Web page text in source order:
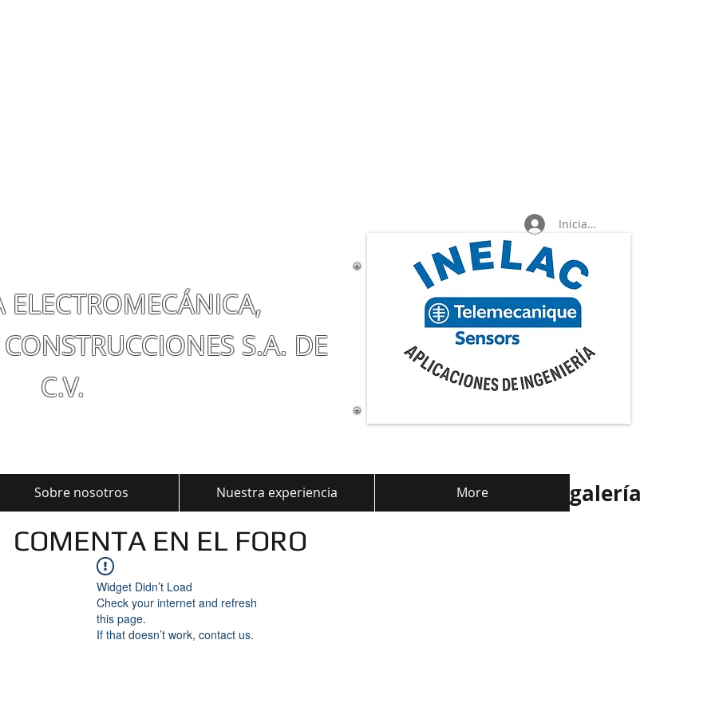
ELECTROMECÁNICA,
S.A. DE
C.V.
Iniciar sesión
Sobre nosotros Nuestra experiencia More galería
COMENTA EN EL FORO
Widget Didn’t Load
Check your internet and refresh
this page.
If that doesn’t work, contact us.